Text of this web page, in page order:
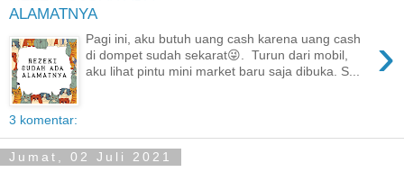
ALAMATNYA
›
Pagi ini, aku butuh uang cash karena uang cash
di dompet sudah sekarat😜. Turun dari mobil,
aku lihat pintu mini market baru saja dibuka. S...
3 komentar:
Jumat, 02 Juli 2021